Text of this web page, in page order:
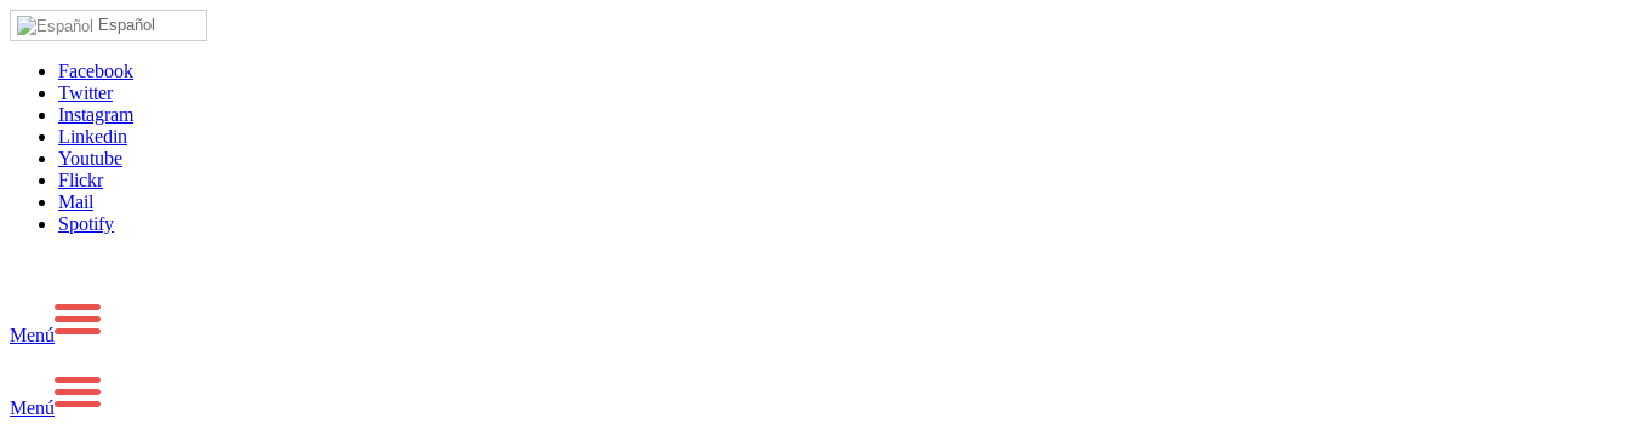
Español
Facebook
Twitter
Instagram
Linkedin
Youtube
Flickr
Mail
Spotify
Menú
Menú